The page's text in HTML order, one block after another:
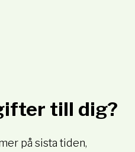
till dig?
på sista tiden,